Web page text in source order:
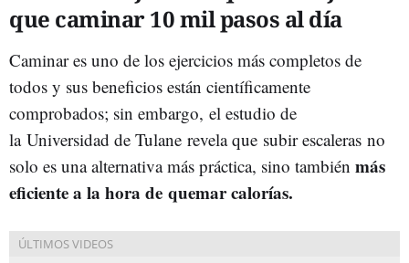
que caminar 10 mil pasos al día
Caminar es uno de los ejercicios más completos de
todos y sus beneficios están científicamente
comprobados; sin embargo, el estudio de
la Universidad de Tulane revela que subir escaleras no
solo es una alternativa más práctica, sino también más
eficiente a la hora de quemar calorías.